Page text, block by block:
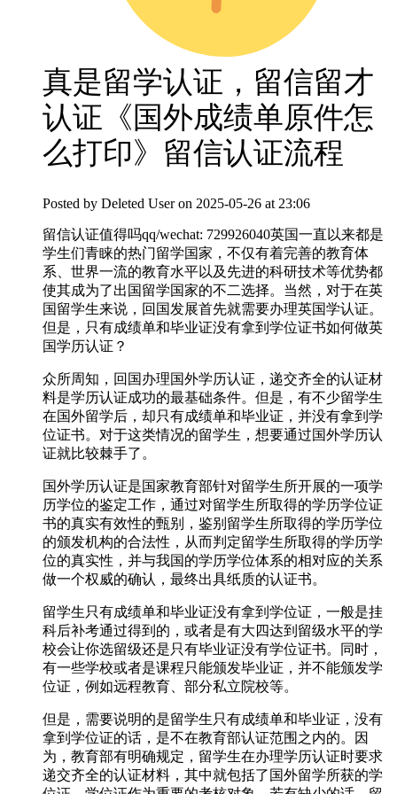
真是留学认证，留信留才
认证《国外成绩单原件怎
么打印》留信认证流程
Posted by Deleted User on 2025-05-26 at 23:06
留信认证值得吗qq/wechat: 729926040英国一直以来都是
学生们青睐的热门留学国家，不仅有着完善的教育体
系、世界一流的教育水平以及先进的科研技术等优势都
使其成为了出国留学国家的不二选择。当然，对于在英
国留学生来说，回国发展首先就需要办理英国学认证。
但是，只有成绩单和毕业证没有拿到学位证书如何做英
国学历认证？
众所周知，回国办理国外学历认证，递交齐全的认证材
料是学历认证成功的最基础条件。但是，有不少留学生
在国外留学后，却只有成绩单和毕业证，并没有拿到学
位证书。对于这类情况的留学生，想要通过国外学历认
证就比较棘手了。
国外学历认证是国家教育部针对留学生所开展的一项学
历学位的鉴定工作，通过对留学生所取得的学历学位证
书的真实有效性的甄别，鉴别留学生所取得的学历学位
的颁发机构的合法性，从而判定留学生所取得的学历学
位的真实性，并与我国的学历学位体系的相对应的关系
做一个权威的确认，最终出具纸质的认证书。
留学生只有成绩单和毕业证没有拿到学位证，一般是挂
科后补考通过得到的，或者是有大四达到留级水平的学
校会让你选留级还是只有毕业证没有学位证书。同时，
有一些学校或者是课程只能颁发毕业证，并不能颁发学
位证，例如远程教育、部分私立院校等。
但是，需要说明的是留学生只有成绩单和毕业证，没有
拿到学位证的话，是不在教育部认证范围之内的。因
为，教育部有明确规定，留学生在办理学历认证时要求
递交齐全的认证材料，其中就包括了国外留学所获的学